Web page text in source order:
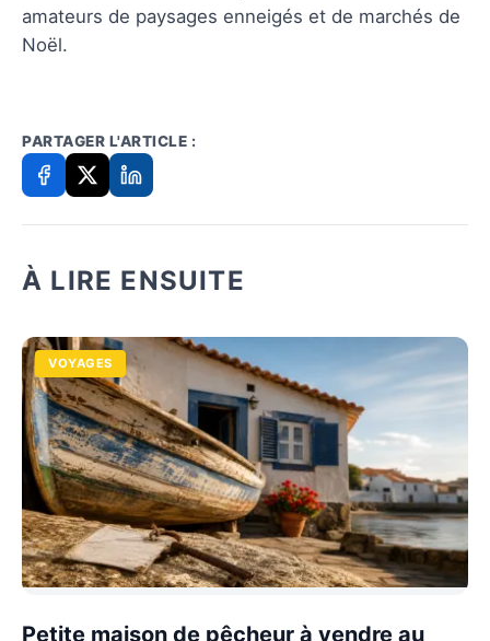
amateurs de paysages enneigés et de marchés de
Noël.
PARTAGER L'ARTICLE :
À LIRE ENSUITE
VOYAGES
Petite maison de pêcheur à vendre au